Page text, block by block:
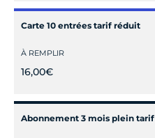
Carte 10 entrées tarif réduit
À REMPLIR
16,00€
Abonnement 3 mois plein tarif